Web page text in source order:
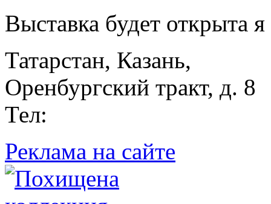
Выставка будет открыта
Татарстан, Казань,
Оренбургский тракт, д. 8
Тел:
Реклама на сайте